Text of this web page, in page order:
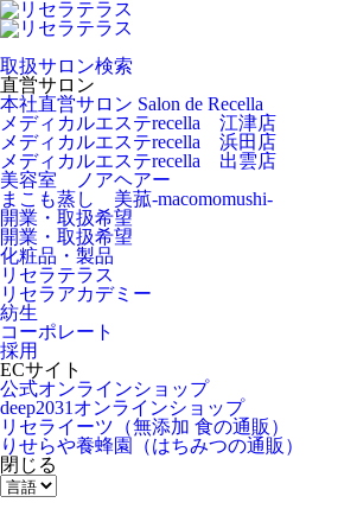
取扱サロン検索
直営サロン
本社直営サロン Salon de Recella
メディカルエステrecella 江津店
メディカルエステrecella 浜田店
メディカルエステrecella 出雲店
美容室 ノアヘアー
まこも蒸し 美菰-macomomushi-
開業・取扱希望
開業・取扱希望
化粧品・製品
リセラテラス
リセラアカデミー
紡生
コーポレート
採用
ECサイト
公式オンラインショップ
deep2031オンラインショップ
リセライーツ （無添加 食の通販）
りせらや養蜂園
（はちみつの通販）
閉じる